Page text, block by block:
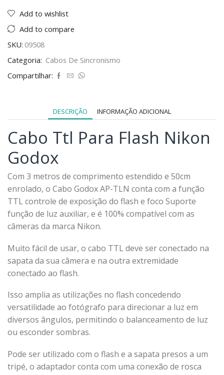
Add to wishlist
Add to compare
SKU: 09508
Categoria: Cabos De Sincronismo
Compartilhar:
DESCRIÇÃO INFORMAÇÃO ADICIONAL
Cabo Ttl Para Flash Nikon
Godox
Com 3 metros de comprimento estendido e 50cm
enrolado, o Cabo Godox AP-TLN conta com a função
TTL controle de exposição do flash e foco Suporte
função de luz auxiliar, e é 100% compatível com as
câmeras da marca Nikon.
Muito fácil de usar, o cabo TTL deve ser conectado na
sapata da sua câmera e na outra extremidade
conectado ao flash.
Isso amplia as utilizações no flash concedendo
versatilidade ao fotógrafo para direcionar a luz em
diversos ângulos, permitindo o balanceamento de luz
ou esconder sombras.
Pode ser utilizado com o flash e a sapata presos a um
tripé, o adaptador conta com uma conexão de rosca